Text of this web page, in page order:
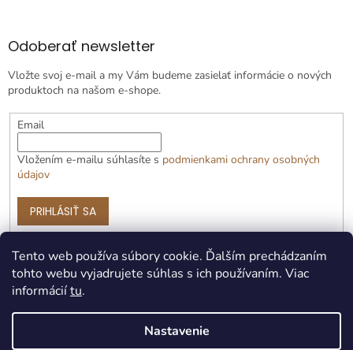
Tento web používa súbory cookie. Ďalším prechádzaním
tohto webu vyjadrujete súhlas s ich používaním. Viac
informáciítu.
Nastavenie
Odoberať newsletter
Vložte svoj e-mail a my Vám budeme zasielať informácie o nových
produktoch na našom e-shope.
Email
Vložením e-mailu súhlasíte s podmienkami ochrany osobných
údajov
PRIHLÁSIŤ SA
Vytvoril Shoptet Premium